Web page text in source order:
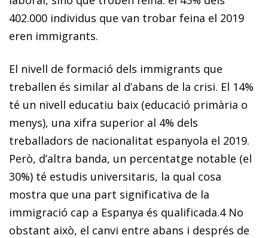
402.000 individus que van trobar feina el 2019
eren immigrants.
El nivell de formació dels immigrants que
treballen és similar al d’abans de la crisi. El 14%
té un nivell educatiu baix (educació primària o
menys), una xifra superior al 4% dels
treballadors de nacionalitat espanyola el 2019.
Però, d’altra banda, un percentatge notable (el
30%) té estudis universitaris, la qual cosa
mostra que una part significativa de la
immigració cap a Espanya és qualificada.4No
obstant això, el canvi entre abans i després de